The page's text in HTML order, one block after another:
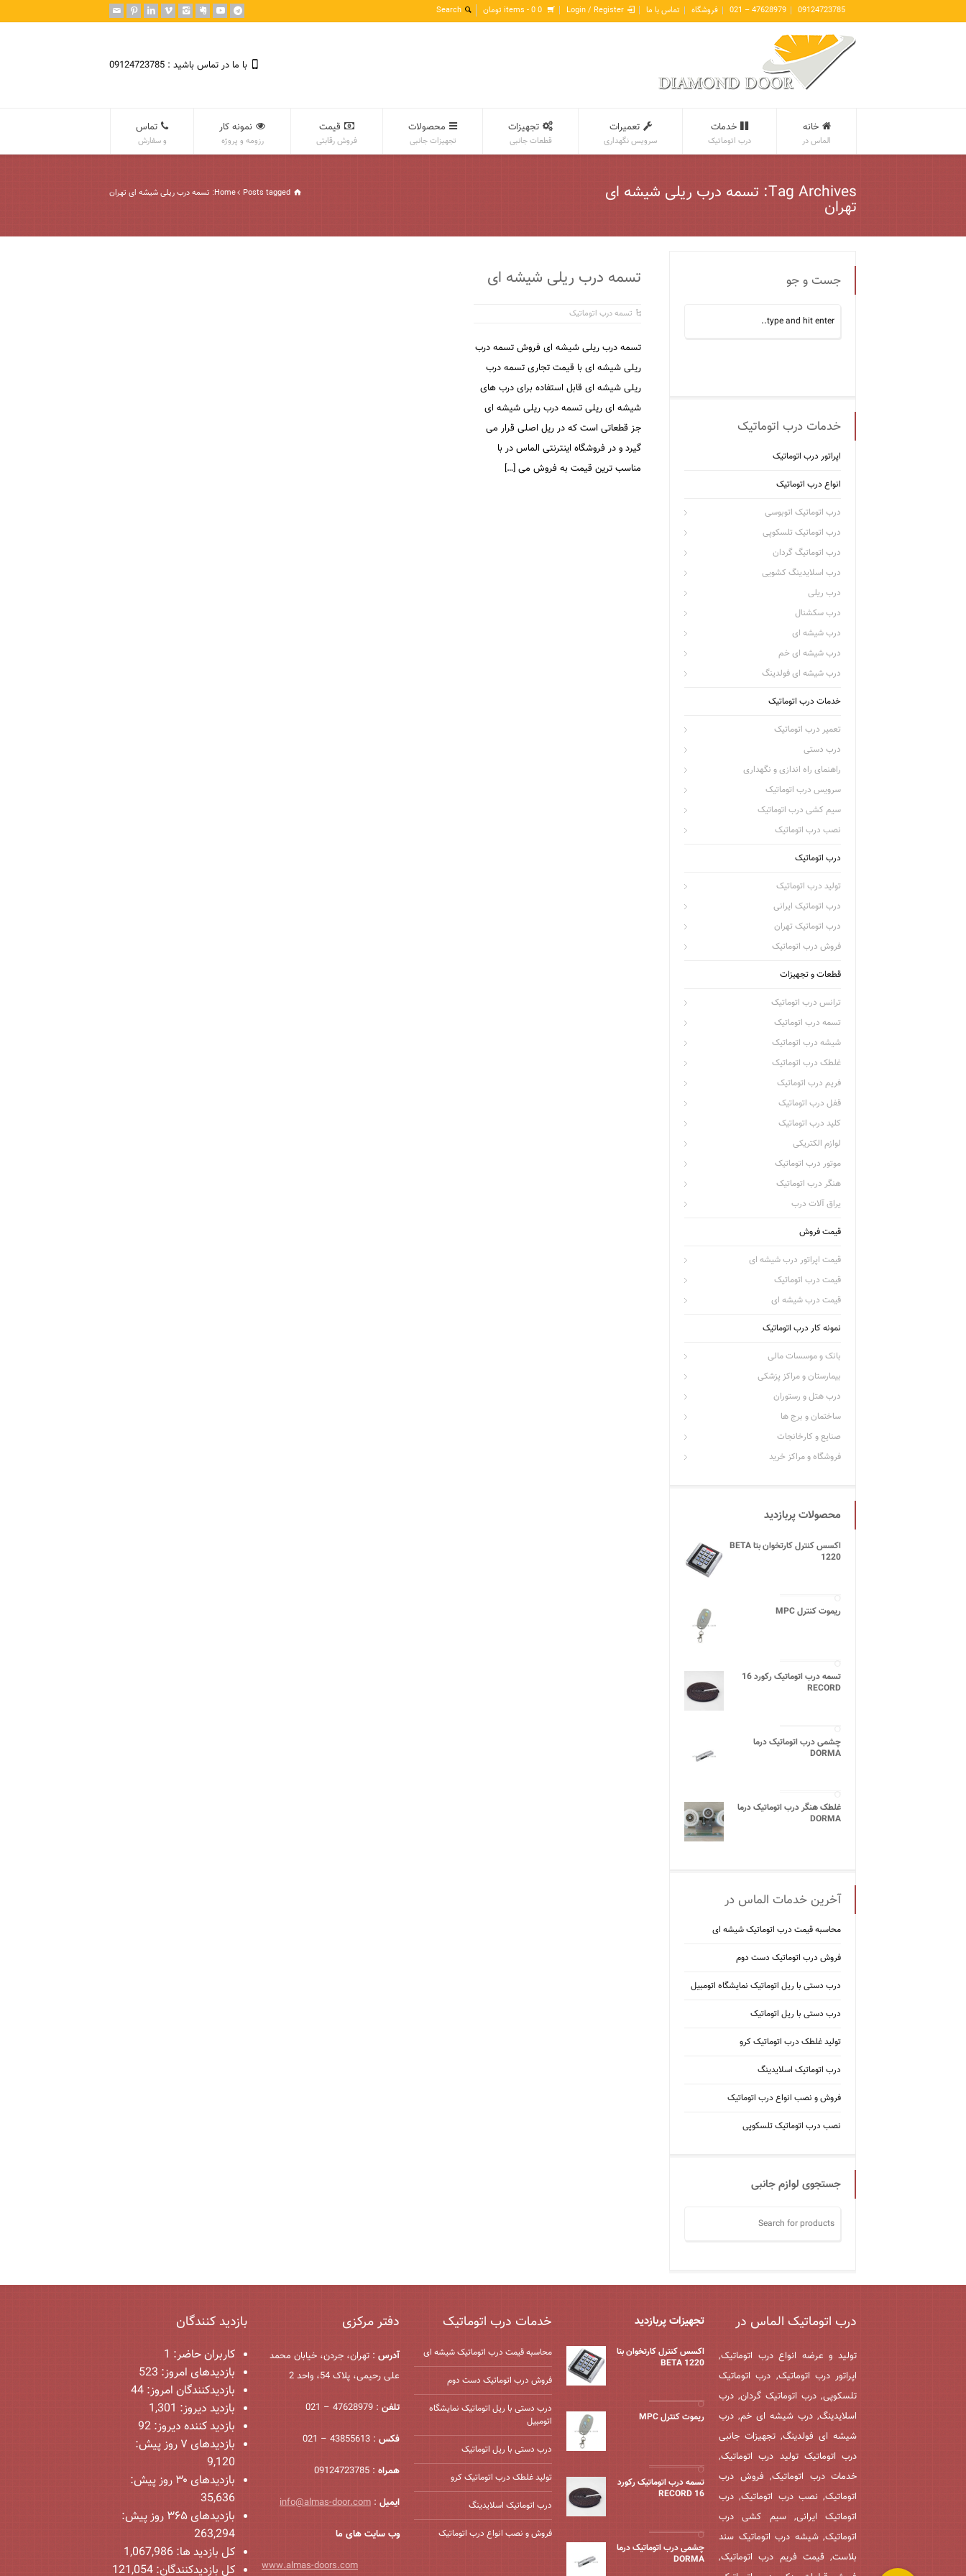
09124723785
47628979 – 021 فروشگاه تماس با ما Login / Register
0 items -
0 تومان
با ما در تماس باشید : 09124723785
خانه
الماس در
خدمات
درب اتوماتیک
تعمیرات
سرویس نگهداری
تجهیزات
قطعات جانبی
محصولات
تجهیزات جانبی
قیمت
فروش رقابتی
نمونه کار
رزومه و پروژه
تماس
و سفارش
Tag Archives: تسمه درب ریلی شیشه ای
تهران
Home Posts tagged: تسمه درب ریلی شیشه ای تهران
تسمه درب ریلی شیشه ای
تسمه درب اتوماتیک
تسمه درب ریلی شیشه ای فروش تسمه درب
ریلی شیشه ای با قیمت تجاری تسمه درب
ریلی شیشه ای قابل استفاده برای درب های
شیشه ای ریلی تسمه درب ریلی شیشه ای
جز قطعاتی است که در ریل اصلی قرار می
گیرد و در فروشگاه اینترنتی الماس در با
مناسب ترین قیمت به فروش می […]
جست و جو
خدمات درب اتوماتیک
اپراتور درب اتوماتیک
انواع درب اتوماتیک
درب اتوماتیک اتوبوسی
درب اتوماتیک تلسکوپی
درب اتوماتیگ گردان
درب اسلایدینگ کشویی
درب ریلی
درب سکشنال
درب شیشه ای
درب شیشه ای خم
درب شیشه ای فولدینگ
خدمات درب اتوماتیک
تعمیر درب اتوماتیک
درب دستی
راهنمای راه اندازی و نگهداری
سرویس درب اتوماتیک
سیم کشی درب اتوماتیک
نصب درب اتوماتیک
درب اتوماتیک
تولید درب اتوماتیک
درب اتوماتیک ایرانی
درب اتوماتیک تهران
فروش درب اتوماتیک
قطعات و تجهیزات
ترانس درب اتوماتیک
تسمه درب اتوماتیک
شیشه درب اتوماتیک
غلطک درب اتوماتیک
فریم درب اتوماتیک
قفل درب اتوماتیک
کلید درب اتوماتیک
لوازم الکتریکی
موتور درب اتوماتیک
هنگر درب اتوماتیک
یراق آلات درب
قیمت فروش
قیمت اپراتور درب شیشه ای
قیمت درب اتوماتیک
قیمت درب شیشه ای
نمونه کار درب اتوماتیک
بانک و موسسات مالی
بیمارستان و مراکز پزشکی
درب هتل و رستوران
ساختمان و برج ها
صنایع و کارخانجات
فروشگاه و مراکز خرید
محصولات پربازدید
اکسس کنترل کارتخوان بتا BETA
1220
ریموت کنترل MPC
تسمه درب اتوماتیک رکورد 16
RECORD
چشمی درب اتوماتیک درما
DORMA
غلطک هنگر درب اتوماتیک درما
DORMA
آخرین خدمات الماس در
محاسبه قیمت درب اتوماتیک شیشه ‌ای
فروش درب اتوماتیک دست دوم
درب دستی با ریل اتوماتیک نمایشگاه اتومبیل
درب دستی با ریل اتوماتیک
تولید غلطک درب اتوماتیک کرو
درب اتوماتیک اسلایدینگ
فروش و نصب انواع درب اتوماتیک
نصب درب اتوماتیک تلسکوپی
جستجوی لوازم جانبی
درب اتوماتیک الماس در
تولید و عرضه انواع درب اتوماتیک,
اپراتور درب اتوماتیک, درب اتوماتیک
تلسکوپی, درب اتوماتیک گردان, درب
اسلایدینگ, درب شیشه ای خم, درب
شیشه ای فولدینگ, تجهیزات جانبی
درب اتوماتیک تولید درب اتوماتیک,
خدمات درب اتوماتیک, فروش درب
اتوماتیک, نصب درب اتوماتیک, درب
اتوماتیک ایرانی, سیم کشی درب
اتوماتیک, شیشه درب اتوماتیک سند
بلاست, قیمت فریم درب اتوماتیک,
تجهیزات پربازدید
اکسس کنترل کارتخوان بتا
BETA 1220
ریموت کنترل MPC
تسمه درب اتوماتیک رکورد
16 RECORD
چشمی درب اتوماتیک درما
DORMA
خدمات درب اتوماتیک
محاسبه قیمت درب اتوماتیک شیشه ‌ای
فروش درب اتوماتیک دست دوم
درب دستی با ریل اتوماتیک نمایشگاه
اتومبیل
درب دستی با ریل اتوماتیک
تولید غلطک درب اتوماتیک کرو
درب اتوماتیک اسلایدینگ
فروش و نصب انواع درب اتوماتیک
دفتر مرکزی
آدرس : تهران، جردن، خیابان محمد
علی رحیمی، پلاک 54، واحد 2
تلفن : 47628979 – 021
فکس : 43855613 – 021
همراه : 09124723785
ایمیل :
info@almas-door.com
وب سایت های ما
www.almas-doors.com
بازدید کنندگان
کاربران حاضر: 1
بازدیدهای امروز: 523
بازدیدکنندگان امروز: 44
بازدید دیروز: 1,301
بازدید کننده دیروز: 92
بازدیدهای ۷ روز پیش:
9,120
بازدیدهای ۳۰ روز پیش:
35,636
بازدیدهای ۳۶۵ روز پیش:
263,294
کل بازدید ها: 1,067,986
کل بازدیدکنند‌گان: 121,054